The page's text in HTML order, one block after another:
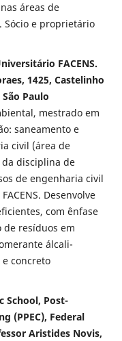
áreas de
Sócio e proprietário
FACENS.
1425, Castelinho
Paulo
mestrado em
saneamento e
civil (área de
da disciplina de
de engenharia civil
Desenvolve
com ênfase
de resíduos em
álcali-
concreto
School, Post-
(PPEC), Federal
Aristides Novis,